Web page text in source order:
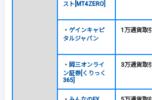
スト[MT4ZERO]
・ ゲインキャピ
タルジャパン
1万通貨取引
・ 岡三オンライ
ン証券[くりっく
365]
3万通貨取引